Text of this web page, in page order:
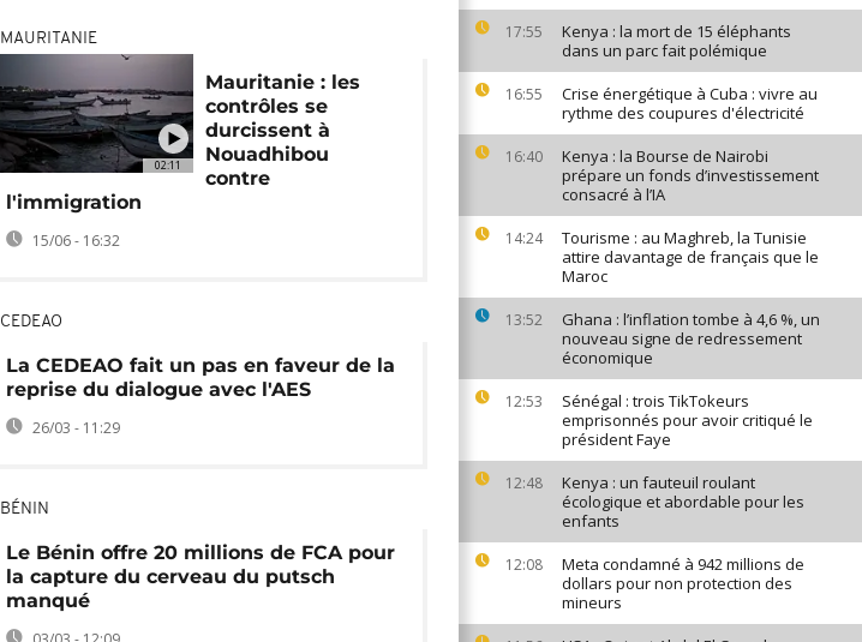
17:55
Kenya : la mort de 15 éléphants
dans un parc fait polémique
16:55
Crise énergétique à Cuba : vivre au
rythme des coupures d'électricité
16:40
Kenya : la Bourse de Nairobi
prépare un fonds d’investissement
consacré à l’IA
14:24
Tourisme : au Maghreb, la Tunisie
attire davantage de français que le
Maroc
13:52
Ghana : l’inflation tombe à 4,6 %, un
nouveau signe de redressement
économique
12:53
Sénégal : trois TikTokeurs
emprisonnés pour avoir critiqué le
président Faye
12:48
Kenya : un fauteuil roulant
écologique et abordable pour les
enfants
12:08
Meta condamné à 942 millions de
dollars pour non protection des
mineurs
02:11
MAURITANIE
Mauritanie : les
contrôles se
durcissent à
Nouadhibou
contre
l'immigration
15/06 - 16:32
CEDEAO
La CEDEAO fait un pas en faveur de la
reprise du dialogue avec l'AES
26/03 - 11:29
BÉNIN
Le Bénin offre 20 millions de FCA pour
la capture du cerveau du putsch
manqué